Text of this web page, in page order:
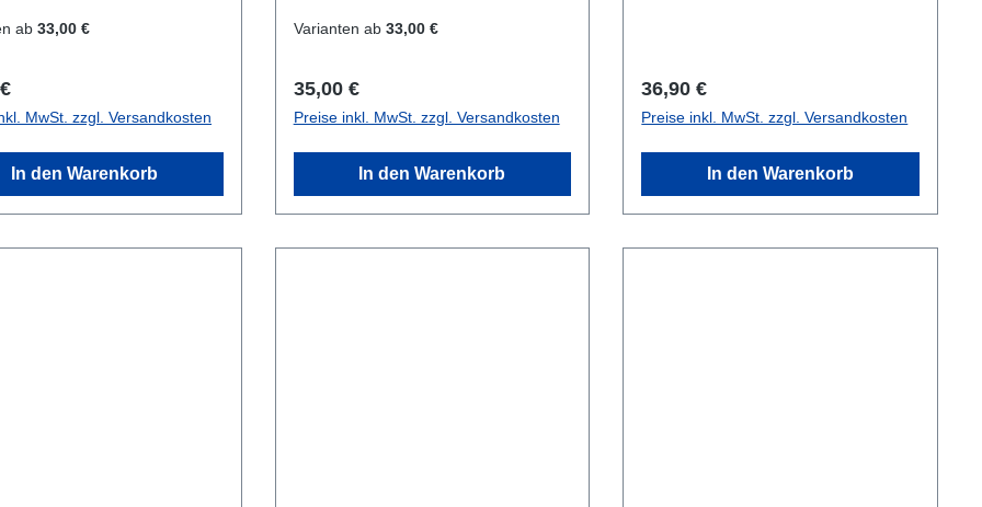
ab 33,00 €
Preis:
MwSt. zzgl. Versandkosten
In den Warenkorb
Nachleuchtend
Varianten ab33,00 €
Regulärer Preis:
35,00 €
Preise inkl. MwSt. zzgl. Versandkosten
In den Warenkorb
Regulärer Preis:
36,90 €
Preise inkl. MwSt. zzgl. Versandkosten
In den Warenkorb